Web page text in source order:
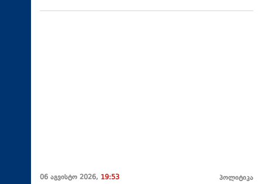
06 აგვისტო 2026, 19:53 პოლიტიკა